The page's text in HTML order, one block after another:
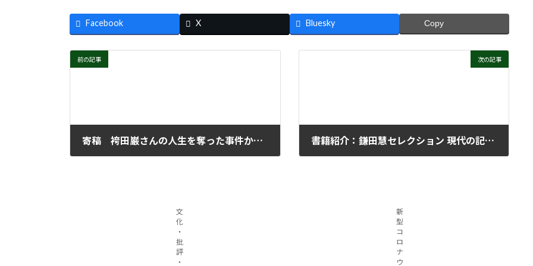
Facebook X Bluesky Copy
前の記事
寄稿 袴田巌さんの人生を奪った事件から60年
次の記事
書籍紹介：鎌田慧セレクション 現代の記録 成田闘争と国鉄民営化 国策に抗った人々
文
化
・
批
評
・
新
型
コ
ロ
ナ
ウ